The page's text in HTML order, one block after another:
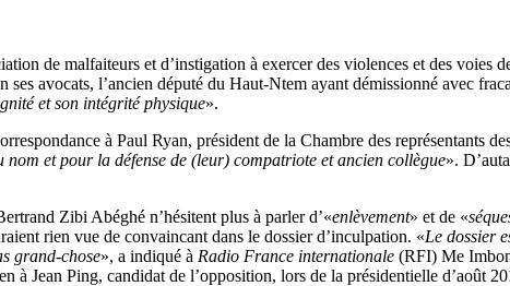
de malfaiteurs et d’instigation à exercer des violences et des
avocats, l’ancien député du Haut-Ntem ayant démissionné avec
et son intégrité physique».
à Paul Ryan, président de la Chambre des représentants
nom et pour la défense de (leur) compatriote et ancien collègue».
Zibi Abéghé n’hésitent plus à parler d’«enlèvement» et de «
rien vue de convaincant dans le dossier d’inculpation. «Le dossier
grand-chose», a indiqué à Radio France internationale (RFI) Me
Jean Ping, candidat de l’opposition, lors de la présidentielle d’août